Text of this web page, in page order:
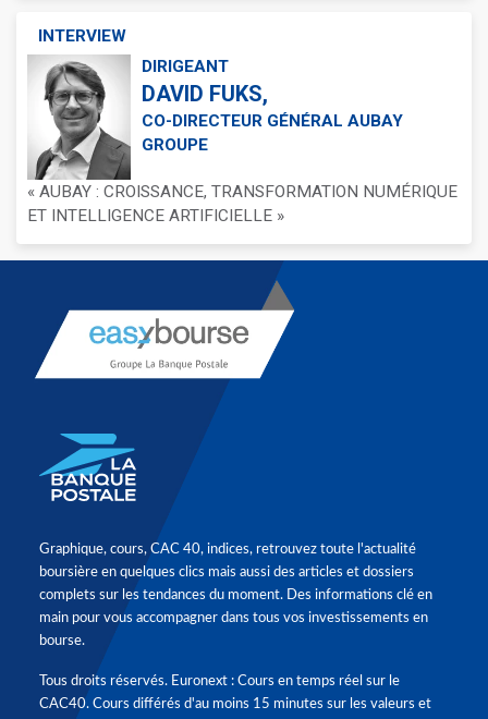
INTERVIEW
DIRIGEANT
DAVID FUKS,
CO-DIRECTEUR GÉNÉRAL AUBAY
GROUPE
« AUBAY : CROISSANCE, TRANSFORMATION NUMÉRIQUE
ET INTELLIGENCE ARTIFICIELLE »
Graphique, cours, CAC 40, indices, retrouvez toute l'actualité
boursière en quelques clics mais aussi des articles et dossiers
complets sur les tendances du moment. Des informations clé en
main pour vous accompagner dans tous vos investissements en
bourse.
Tous droits réservés. Euronext : Cours en temps réel sur le
CAC40. Cours différés d'au moins 15 minutes sur les valeurs et